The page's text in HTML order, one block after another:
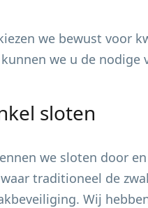
we bewust voor
we u de
sloten
we sloten door
traditioneel de
Wij